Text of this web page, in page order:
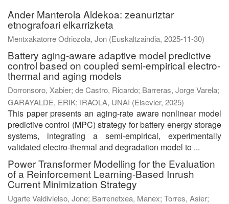
Ander Manterola Aldekoa: zeanuriztar
etnografoari elkarrizketa
Mentxakatorre Odriozola, Jon (Euskaltzaindia, 2025-11-30)
Battery aging-aware adaptive model predictive
control based on coupled semi-empirical electro-
thermal and aging models
Dorronsoro, Xabier; de Castro, Ricardo; Barreras, Jorge Varela;
GARAYALDE, ERIK; IRAOLA, UNAI (Elsevier, 2025)
This paper presents an aging-rate aware nonlinear model
predictive control (MPC) strategy for battery energy storage
systems, integrating a semi-empirical, experimentally
validated electro-thermal and degradation model to ...
Power Transformer Modelling for the Evaluation
of a Reinforcement Learning-Based Inrush
Current Minimization Strategy
Ugarte Valdivielso, Jone; Barrenetxea, Manex; Torres, Asier;